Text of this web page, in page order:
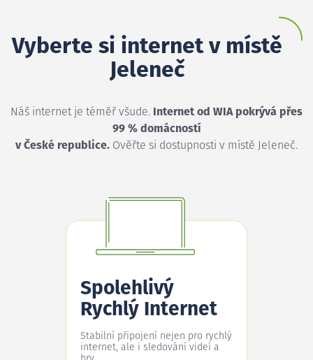
Vyberte si internet v místě
Jeleneč
Náš internet je téměř všude. Internet od WIA pokrývá přes
99 % domácností
v České republice. Ověřte si dostupnosti v místě Jeleneč.
Spolehlivý
Rychlý Internet
Stabilní připojení nejen pro rychlý
internet, ale i sledování videí a